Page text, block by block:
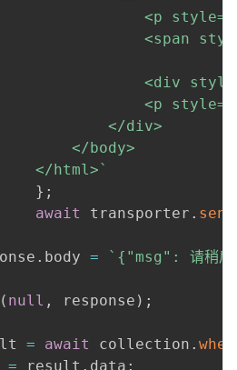
					</html>
`
} ;
await
transporter .
. body = ` {"msg": 请稍后
( null , response ) ;
= await collection .
= result . data ;